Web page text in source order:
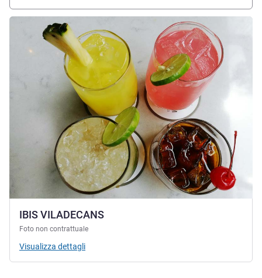
IBIS VILADECANS
Foto non contrattuale
Visualizza dettagli
Visualizza dettagli